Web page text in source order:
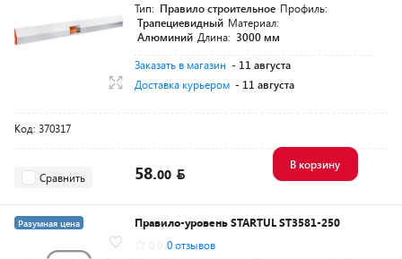
Тип: Правило строительное Профиль:
Трапециевидный Материал:
Алюминий Длина: 3000 мм
Заказать в магазин - 11 августа
Доставка курьером - 11 августа
Код: 370317
Сравнить 58.00
В корзину
Разумная цена
Правило-уровень STARTUL ST3581-250
0 отзывов